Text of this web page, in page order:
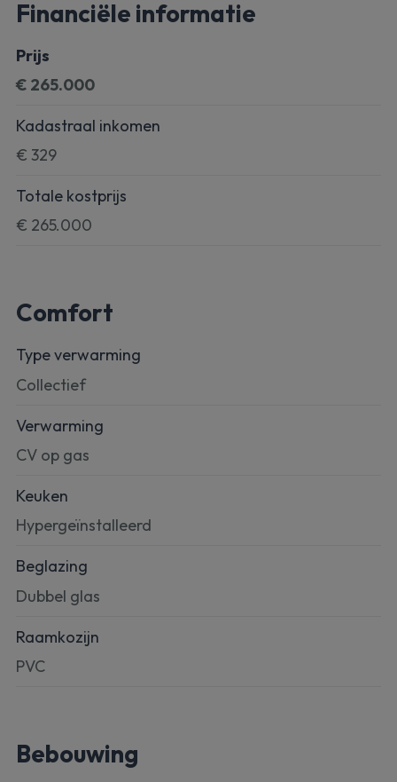
Financiële informatie
Prijs
€ 265.000
Kadastraal inkomen
€ 329
Totale kostprijs
€ 265.000
Comfort
Type verwarming
Collectief
Verwarming
CV op gas
Keuken
Hypergeïnstalleerd
Beglazing
Dubbel glas
Raamkozijn
PVC
Bebouwing